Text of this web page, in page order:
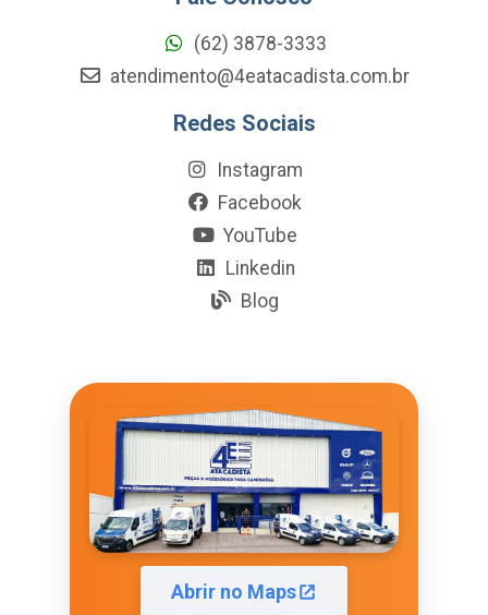
(62) 3878-3333
atendimento@4eatacadista.com.br
Redes Sociais
Instagram
Facebook
YouTube
Linkedin
Blog
Abrir no Maps